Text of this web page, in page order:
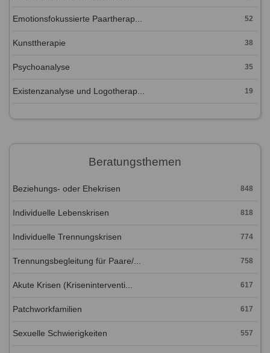
Emotionsfokussierte Paartherap... 52
Kunsttherapie 38
Psychoanalyse 35
Existenzanalyse und Logotherap... 19
Beratungsthemen
Beziehungs- oder Ehekrisen 848
Individuelle Lebenskrisen 818
Individuelle Trennungskrisen 774
Trennungsbegleitung für Paare/... 758
Akute Krisen (Kriseninterventi... 617
Patchworkfamilien 617
Sexuelle Schwierigkeiten 557